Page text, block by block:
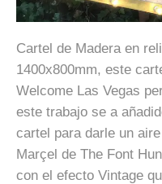
Cartel de Madera en
1400x800mm, este
Welcome Las Vegas
este trabajo se a
cartel para darle un
Marçel de The Font
con el efecto Vintage